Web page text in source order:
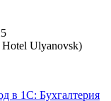
Hotel Ulyanovsk)
в 1С: Бухгалтерия